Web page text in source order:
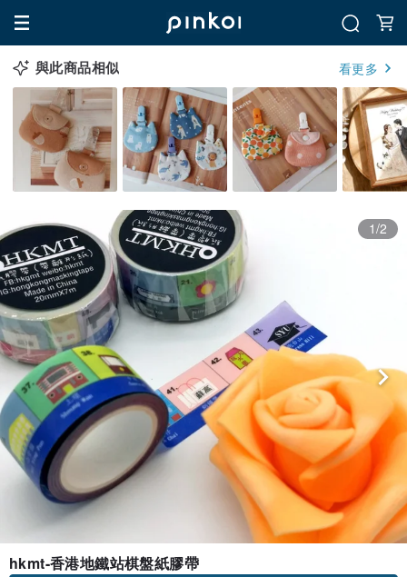
與此商品相似 看更多
1/2
hkmt-香港地鐵站棋盤紙膠帶